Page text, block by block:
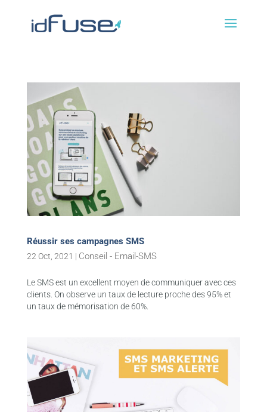
Réussir ses campagnes SMS
22 Oct, 2021 | Conseil - Email-SMS
Le SMS est un excellent moyen de communiquer avec ces
clients. On observe un taux de lecture proche des 95% et
un taux de mémorisation de 60%.